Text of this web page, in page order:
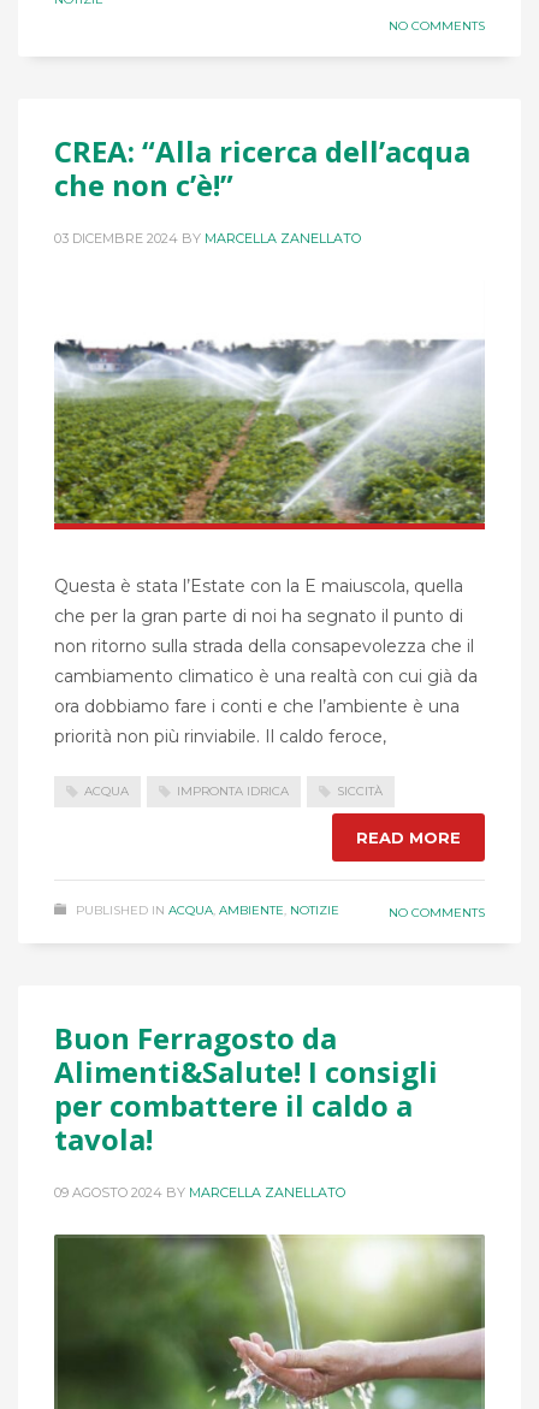
NO COMMENTS
CREA: “Alla ricerca dell’acqua
che non c’è!”
03 DICEMBRE 2024 BY MARCELLA ZANELLATO
Questa è stata l’Estate con la E maiuscola, quella
che per la gran parte di noi ha segnato il punto di
non ritorno sulla strada della consapevolezza che il
cambiamento climatico è una realtà con cui già da
ora dobbiamo fare i conti e che l’ambiente è una
priorità non più rinviabile. Il caldo feroce,
ACQUA IMPRONTA IDRICA SICCITÀ
READ MORE
PUBLISHED IN ACQUA, AMBIENTE, NOTIZIE NO COMMENTS
Buon Ferragosto da
Alimenti&Salute! I consigli
per combattere il caldo a
tavola!
09 AGOSTO 2024 BY MARCELLA ZANELLATO